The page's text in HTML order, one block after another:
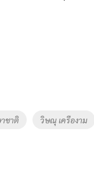
ชาติ วิษณุ เครืองาม